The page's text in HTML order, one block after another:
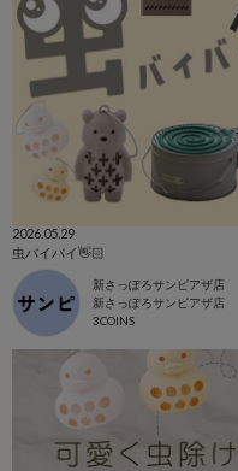
2026.05.29
虫バイバイ👋🏻
新さっぽろサンピアザ店
新さっぽろサンピアザ店
3COINS